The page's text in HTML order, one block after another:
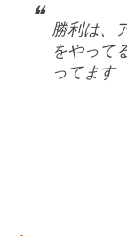
勝利は、
をやって
ってます